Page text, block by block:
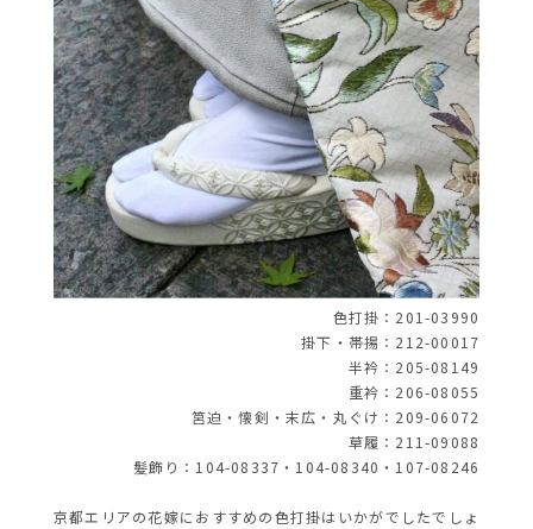
色打掛：201-03990
掛下・帯揚：212-00017
半衿：205-08149
重衿：206-08055
筥迫・懐剣・末広・丸ぐけ：209-06072
草履：211-09088
髪飾り：104-08337・104-08340・107-08246
京都エリアの花嫁におすすめの色打掛はいかがでしたでしょ